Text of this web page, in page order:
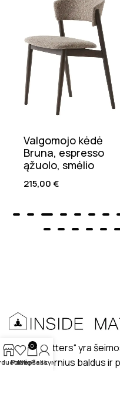
Valgomojo kėdė
Bruna, espresso
ąžuolo, smėlio
215,00€
„Inside matters“ yra
kurti modernius baldus ir
Patikę
0
Krepšelis
Paskyra